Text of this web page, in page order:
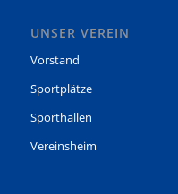
UNSER VEREIN
Vorstand
Sportplätze
Sporthallen
Vereinsheim